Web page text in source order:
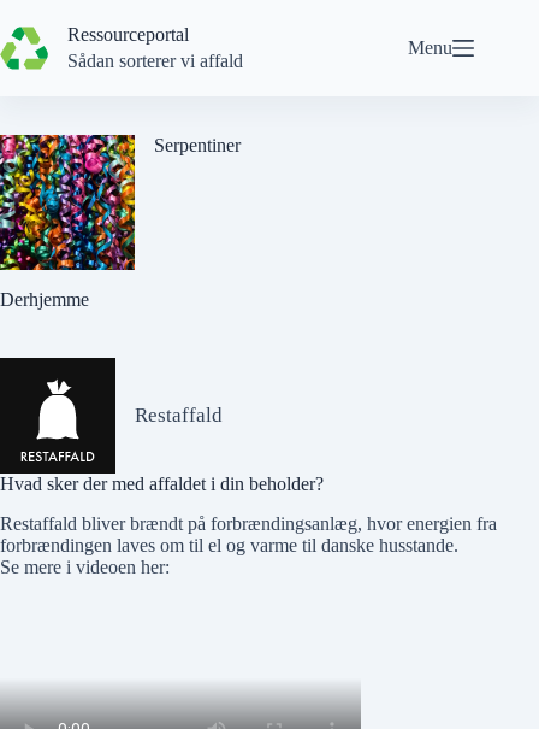
til
indhold
Ressourceportal
Sådan sorterer vi affald
Menu
Serpentiner
Derhjemme
Restaffald
Hvad sker der med affaldet i din beholder?
Restaffald bliver brændt på forbrændingsanlæg, hvor energien fra
forbrændingen laves om til el og varme til danske husstande.
Se mere i videoen her: